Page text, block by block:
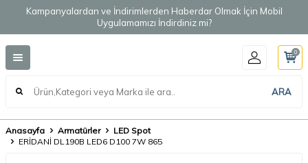
Kampanyalardan ve İndirimlerden Haberdar Olmak İçin Mobil
Uygulamamızı İndirdiniz mi?
ARA
0
Anasayfa Armatürler
LED Spot
ERİDANİ DL190B LED6 D100 7W 865